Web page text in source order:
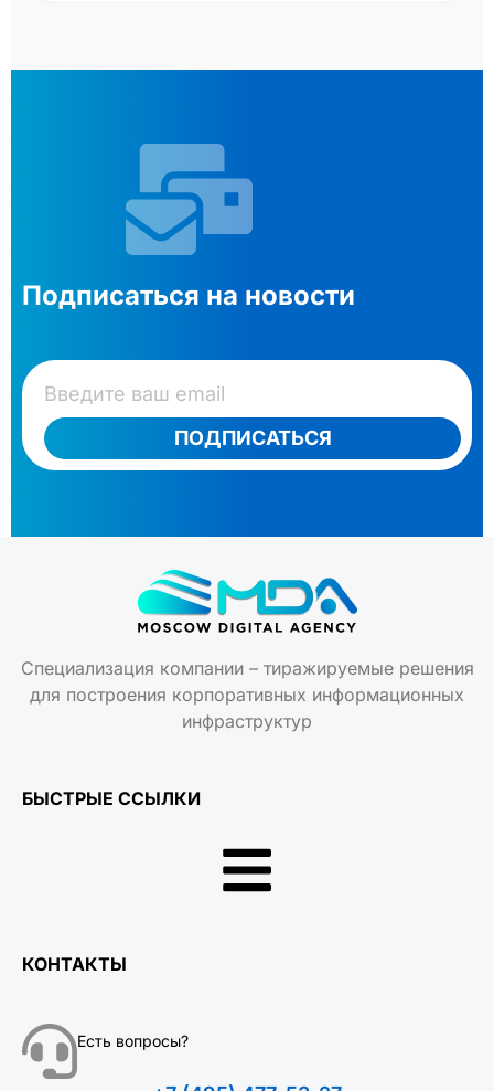
Подписаться на новости
ПОДПИСАТЬСЯ
Специализация компании – тиражируемые решения
для построения корпоративных информационных
инфраструктур
БЫСТРЫЕ ССЫЛКИ
КОНТАКТЫ
Есть вопросы?